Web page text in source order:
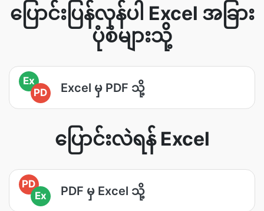
ပြောင်းပြန်လှန်ပါ Excel အခြား
ပုံစံများသို့
Ex
PD
Excel မှ PDF သို့
ပြောင်းလဲရန် Excel
PD
Ex
PDF မှ Excel သို့